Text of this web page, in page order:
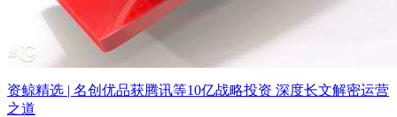
资鲸精选 | 名创优品获腾讯等10亿战略投资 深度长文解密运营
之道